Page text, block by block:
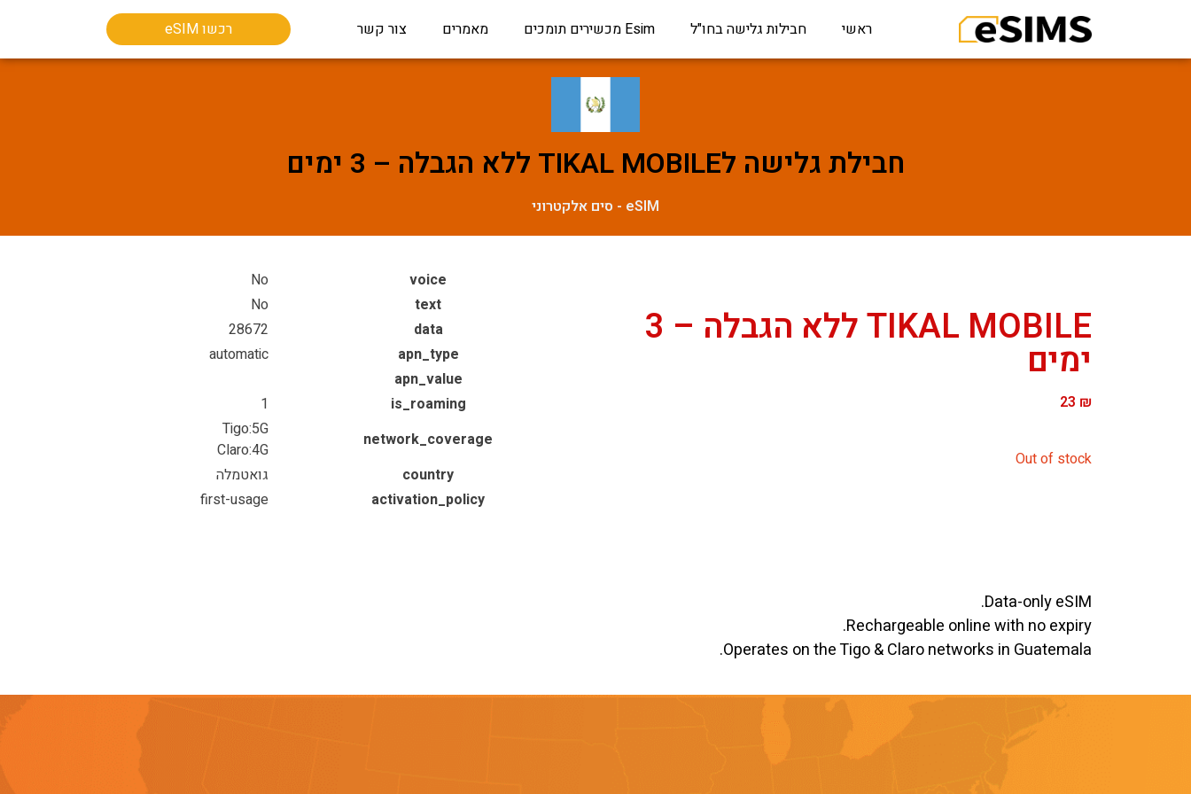
ראשי חבילות גלישה בחו"ל Esim מכשירים תומכים מאמרים צור קשר רכשו eSIM
חבילת גלישה לTIKAL MOBILE ללא הגבלה – 3 ימים
eSIM - סים אלקטרוני
TIKAL MOBILE ללא הגבלה – 3
ימים
23 ₪
Out of stock
voice
No
text
No
data
28672
apn_type
automatic
apn_value
is_roaming
1
network_coverage
Tigo:5G
Claro:4G
country
גואטמלה
activation_policy
first-usage
Data-only eSIM.
Rechargeable online with no expiry.
Operates on the Tigo & Claro networks in Guatemala.